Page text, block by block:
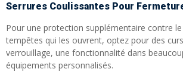
Serrures Coulissantes Pour
Pour une protection supplémentaire contre
tempêtes qui les ouvrent, optez pour des
verrouillage, une fonctionnalité dans
équipements personnalisés.